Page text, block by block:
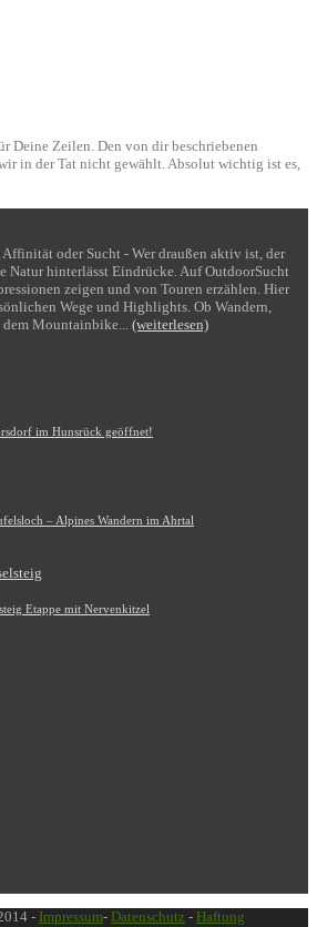
Deine Zeilen. Den von dir beschriebenen
in der Tat nicht gewählt. Absolut wichtig ist es,
oder Sucht - Wer draußen aktiv ist, der
Natur hinterlässt Eindrücke. Auf OutdoorSucht
zeigen und von Touren erzählen. Hier
Wege und Highlights. Ob Wandern,
Mountainbike... (weiterlesen)
im Hunsrück geöffnet!
– Alpines Wandern im Ahrtal
Etappe mit Nervenkitzel
- Impressum- Datenschutz - Haftung